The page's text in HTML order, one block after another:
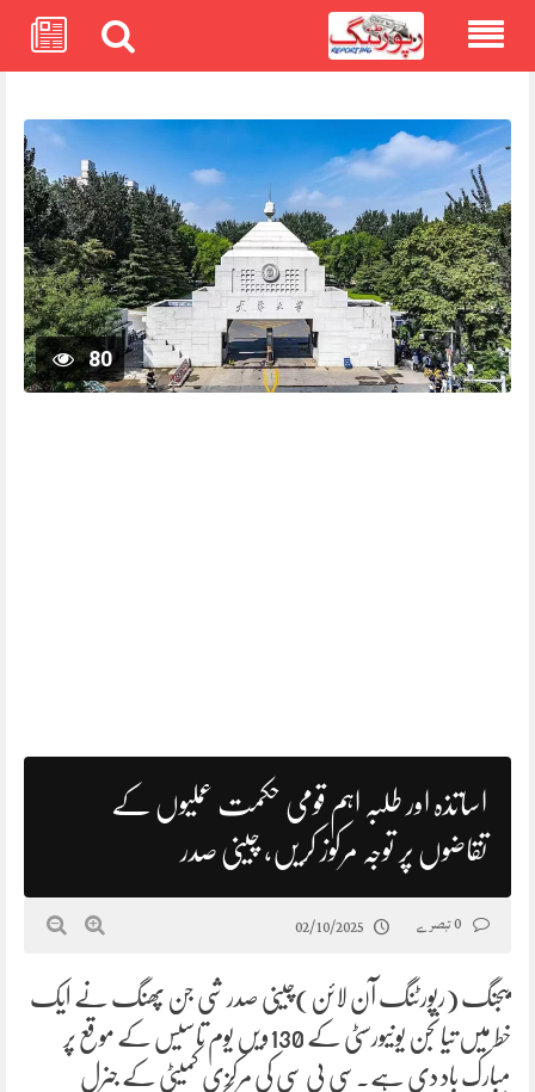
80
اساتذہ اور طلبہ اہم قومی حکمت عملیوں کے
تقاضوں پر توجہ مرکوز کریں، چینی صدر
02/10/2025
بیجنگ (رپورٹنگ آن لائن)چینی صدر شی جن پھنگ نے ایک
خط میں تیانجن یونیورسٹی کے 130ویں یوم تاسیس کے موقع پر
مبارک باد دی ہے۔سی پی سی کی مرکزی کمیٹی کے جنرل